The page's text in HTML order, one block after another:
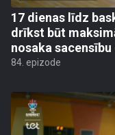
17 dienas līdz
drīkst būt
nosaka
84. epizode